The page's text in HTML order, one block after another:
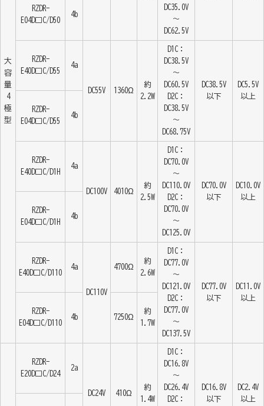
大
容
量
4
極
型
DC35.0V
～
DC62.5V
RZDR-
E04D□C/D50
4b
RZDR-
E40D□C/D55
4a
DC55V 1360Ω
約
2.2W
D1C：
DC38.5V
～
DC60.5V
D2C：
DC38.5V
～
DC68.75V
DC38.5V
以下
DC5.5V
以上
RZDR-
E04D□C/D55
4b
RZDR-
E40D□C/D1H
4a
DC100V 4010Ω
約
2.5W
D1C：
DC70.0V
～
DC110.0V
D2C：
DC70.0V
～
DC125.0V
DC70.0V
以下
DC10.0V
以上
RZDR-
E04D□C/D1H
4b
RZDR-
E40D□C/D110
4a
DC110V
4700Ω
約
2.6W
D1C：
DC77.0V
～
DC121.0V
D2C：
DC77.0V
～
DC137.5V
DC77.0V
以下
DC11.0V
以上
RZDR-
E04D□C/D110
4b 7250Ω
約
1.7W
RZDR-
E20D□C/D24
2a
DC24V 410Ω
約
1.4W
D1C：
DC16.8V
～
DC26.4V
D2C：
DC16.8V
以下
DC2.4V
以上